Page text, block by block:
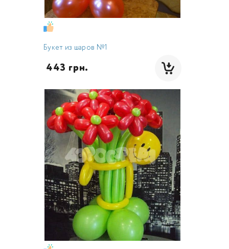
Букет из шаров №1
443 грн.